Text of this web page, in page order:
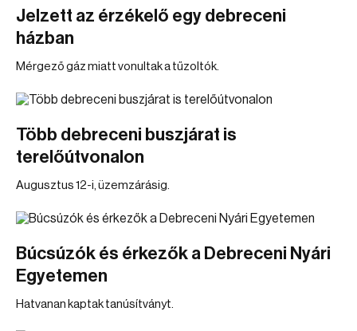
Jelzett az érzékelő egy debreceni
házban
Mérgező gáz miatt vonultak a tűzoltók.
Több debreceni buszjárat is
terelőútvonalon
Augusztus 12-i, üzemzárásig.
Búcsúzók és érkezők a Debreceni Nyári
Egyetemen
Hatvanan kaptak tanúsítványt.